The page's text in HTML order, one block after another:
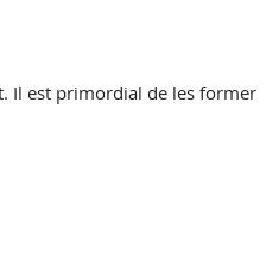
Il est primordial de les former